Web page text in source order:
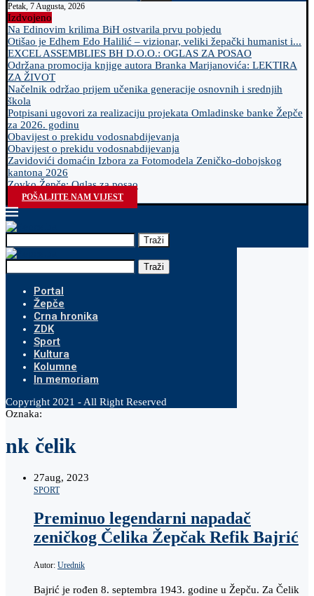
Petak, 7 Augusta, 2026
Izdvojeno
Na Edinovim krilima BiH ostvarila prvu pobjedu
Otišao je Edhem Edo Halilić – vizionar, veliki žepački humanist i...
EXCEL ASSEMBLIES BH D.O.O.: OGLAS ZA POSAO
Održana promocija knjige autora Branka Marijanovića: LEKTIRA
ZA ŽIVOT
Načelnik održao prijem učenika generacije osnovnih i srednjih
škola
Potpisani ugovori za realizaciju projekata Omladinske banke Žepče
za 2026. godinu
Obavijest o prekidu vodosnabdijevanja
Obavijest o prekidu vodosnabdijevanja
Zavidovići domaćin Izbora za Fotomodela Zeničko-dobojskog
kantona 2026
Zovko Žepče: Oglas za posao
POŠALJITE NAM VIJEST
Traži
Traži
Portal
Žepče
Crna hronika
ZDK
Sport
Kultura
Kolumne
In memoriam
Copyright 2021 - All Right Reserved
Oznaka:
nk čelik
27aug, 2023
SPORT
Preminuo legendarni napadač
zeničkog Čelika Žepčak Refik Bajrić
Autor: Urednik
Bajrić je rođen 8. septembra 1943. godine u Žepču. Za Čelik